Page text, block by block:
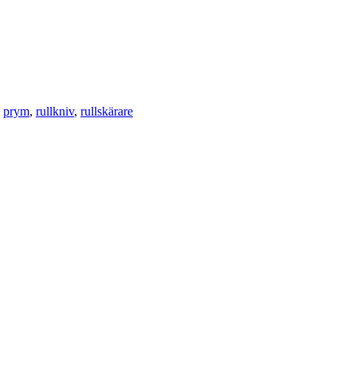
prym, rullkniv, rullskärare